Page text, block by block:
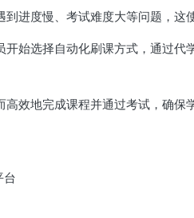
进度慢、考试难度大等问题，这
始选择自动化刷课方式，通过代
效地完成课程并通过考试，确保
台